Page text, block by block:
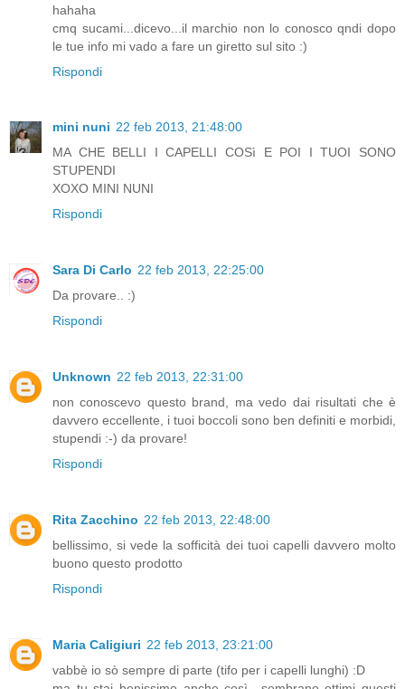
hahaha
cmq sucami...dicevo...il marchio non lo conosco qndi dopo
le tue info mi vado a fare un giretto sul sito :)
Rispondi
mini nuni 22 feb 2013, 21:48:00
MA CHE BELLI I CAPELLI COSì E POI I TUOI SONO
STUPENDI
XOXO MINI NUNI
Rispondi
Sara Di Carlo 22 feb 2013, 22:25:00
Da provare.. :)
Rispondi
Unknown 22 feb 2013, 22:31:00
non conoscevo questo brand, ma vedo dai risultati che è
davvero eccellente, i tuoi boccoli sono ben definiti e morbidi,
stupendi :-) da provare!
Rispondi
Rita Zacchino 22 feb 2013, 22:48:00
bellissimo, si vede la sofficità dei tuoi capelli davvero molto
buono questo prodotto
Rispondi
Maria Caligiuri 22 feb 2013, 23:21:00
vabbè io sò sempre di parte (tifo per i capelli lunghi) :D